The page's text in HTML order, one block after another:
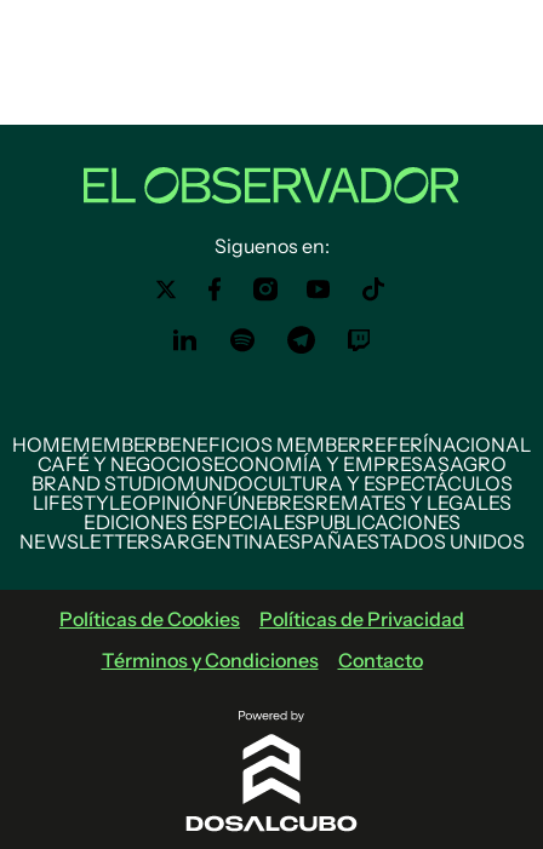
Siguenos en:
HOMEMEMBERBENEFICIOS MEMBERREFERÍNACIONAL
CAFÉ Y NEGOCIOSECONOMÍA Y EMPRESASAGRO
BRAND STUDIOMUNDOCULTURA Y ESPECTÁCULOS
LIFESTYLEOPINIÓNFÚNEBRESREMATES Y LEGALES
EDICIONES ESPECIALESPUBLICACIONES
NEWSLETTERSARGENTINAESPAÑAESTADOS UNIDOS
Políticas de Cookies
Políticas de Privacidad
Términos y Condiciones
Contacto